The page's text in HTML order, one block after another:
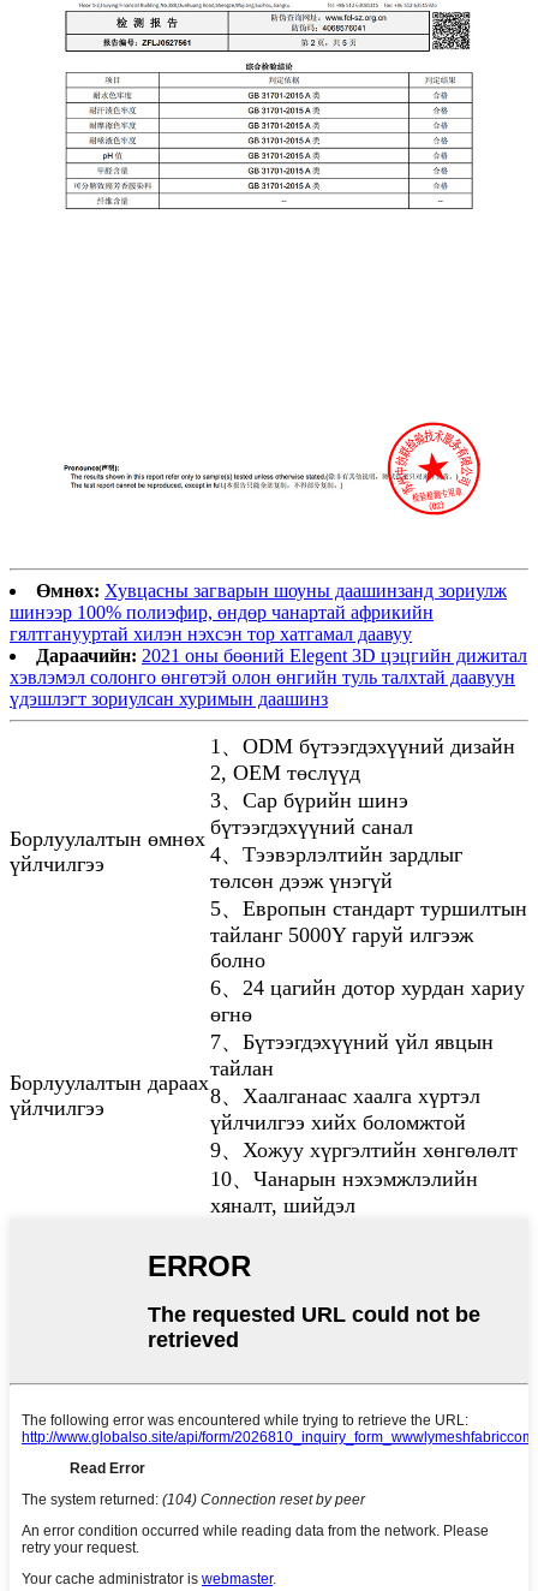
Өмнөх: Хувцасны загварын шоуны даашинзанд зориулж
шинээр 100% полиэфир, өндөр чанартай африкийн
гялтганууртай хилэн нэхсэн тор хатгамал даавуу
Дараачийн: 2021 оны бөөний Elegent 3D цэцгийн дижитал
хэвлэмэл солонго өнгөтэй олон өнгийн туль талхтай даавуун
үдэшлэгт зориулсан хуримын даашинз
Борлуулалтын өмнөх
үйлчилгээ
1、ODM бүтээгдэхүүний дизайн
2, OEM төслүүд
3、Сар бүрийн шинэ
бүтээгдэхүүний санал
4、Тээвэрлэлтийн зардлыг
төлсөн дээж үнэгүй
5、Европын стандарт туршилтын
тайланг 5000Y гаруй илгээж
болно
Борлуулалтын дараах
үйлчилгээ
6、24 цагийн дотор хурдан хариу
өгнө
7、Бүтээгдэхүүний үйл явцын
тайлан
8、Хаалганаас хаалга хүртэл
үйлчилгээ хийх боломжтой
9、Хожуу хүргэлтийн хөнгөлөлт
10、Чанарын нэхэмжлэлийн
хяналт, шийдэл